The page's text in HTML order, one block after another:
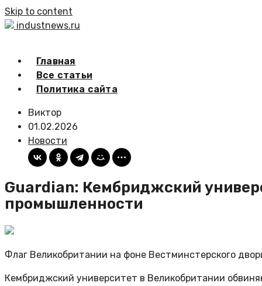
Skip to content
industnews.ru
Главная
Все статьи
Политика сайта
Виктор
01.02.2026
Новости
Guardian: Кембриджский
промышленности
Флаг Великобритании на фоне Вестминстерского
Кембриджский университет в Великобритании